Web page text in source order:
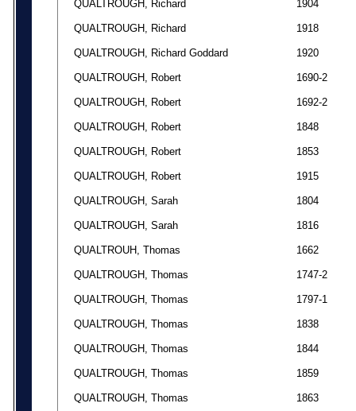
QUALTROUGH, Richard 1904
QUALTROUGH, Richard 1918
QUALTROUGH, Richard Goddard 1920
QUALTROUGH, Robert 1690-2
QUALTROUGH, Robert 1692-2
QUALTROUGH, Robert 1848
QUALTROUGH, Robert 1853
QUALTROUGH, Robert 1915
QUALTROUGH, Sarah 1804
QUALTROUGH, Sarah 1816
QUALTROUH, Thomas 1662
QUALTROUGH, Thomas 1747-2
QUALTROUGH, Thomas 1797-1
QUALTROUGH, Thomas 1838
QUALTROUGH, Thomas 1844
QUALTROUGH, Thomas 1859
QUALTROUGH, Thomas 1863